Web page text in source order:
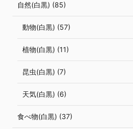
自然(白黒) (85)
動物(白黒) (57)
植物(白黒) (11)
昆虫(白黒) (7)
天気(白黒) (6)
食べ物(白黒) (37)